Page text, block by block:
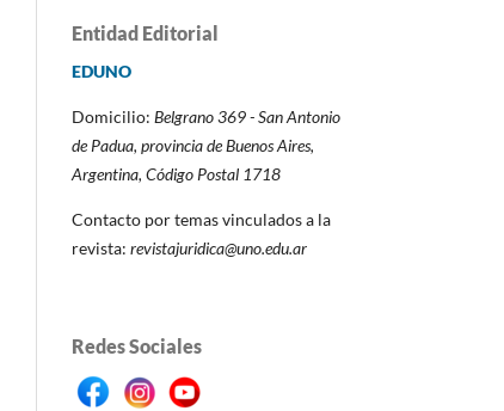
Entidad Editorial
EDUNO
Domicilio: Belgrano 369 - San Antonio
de Padua, provincia de Buenos Aires,
Argentina, Código Postal 1718
Contacto por temas vinculados a la
revista: revistajuridica@uno.edu.ar
Redes Sociales